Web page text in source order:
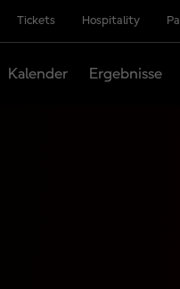
Tickets Hospitality
Kalender Ergebnisse